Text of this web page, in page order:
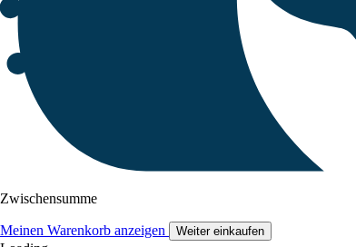
Zwischensumme
Meinen Warenkorb anzeigen Weiter einkaufen